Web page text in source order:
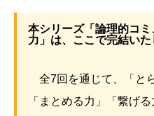
本シリーズ「論理的コ
力」は、ここで完結いた
全7回を通じて、「と
「まとめる力」「繋げ